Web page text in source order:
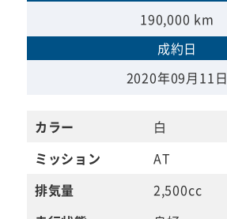
190,000 km
成約日
2020年09月11日
カラー
白
ミッション
AT
排気量
2,500cc